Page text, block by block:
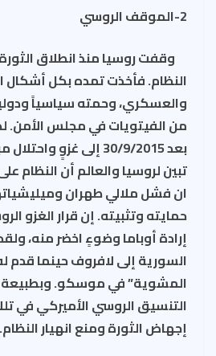
2-الموقف الروسي
وقفت روسيا منذ انطلاق
النظام. فأخذت تمده بكل أشكال
والعسكري، وحمته سياسياً
من الفيتويات في مجلس الأمن.
بعد 30/9/2015 إلى غزوٍ
تبين لروسيا والعالم أن النظام
ان فشل ملالي طهران
حمايته وتثبيته. إن قرار الغزو
إرادة أوباما وضوءٍ اخضر منه،
السورية إلى لافروف حينما قدم
المشوية” في موسكو. وبطبيعة
التنسيق الروسي الأميركي في
إجهاض الثورة ومنع انهيار النظام.